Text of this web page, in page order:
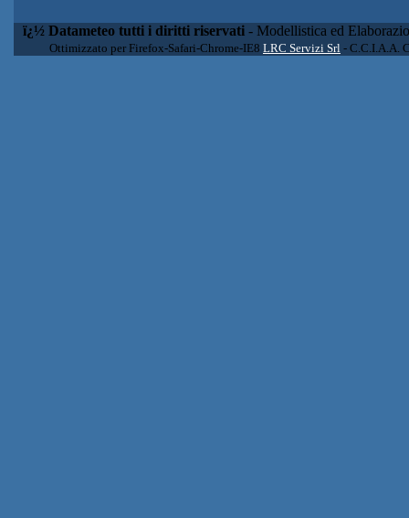
ï¿½ Datameteo tutti i diritti riservati - Modellistica ed
Ottimizzato per Firefox-Safari-Chrome-IE8 LRC Servizi Srl - C.C.I.A.A.